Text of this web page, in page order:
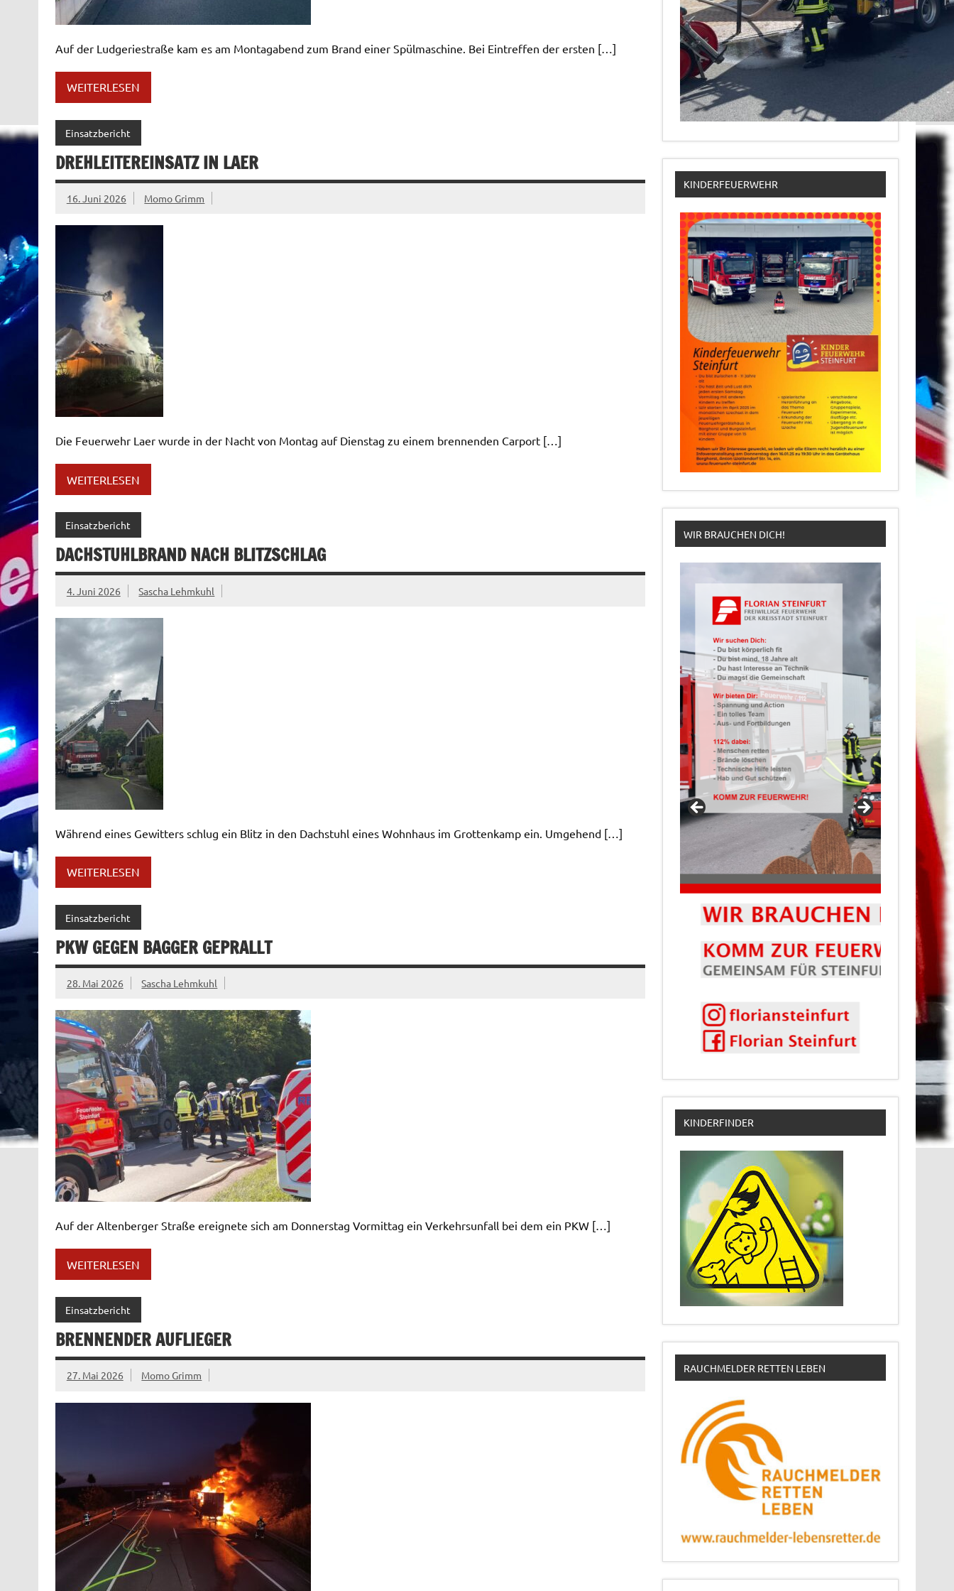
Auf der Ludgeriestraße kam es am Montagabend zum Brand einer Spülmaschine. Bei Eintreffen der ersten […]
WEITERLESEN
Einsatzbericht
DREHLEITEREINSATZ IN LAER
16. Juni 2026 Momo Grimm
Die Feuerwehr Laer wurde in der Nacht von Montag auf Dienstag zu einem brennenden Carport […]
WEITERLESEN
Einsatzbericht
DACHSTUHLBRAND NACH BLITZSCHLAG
4. Juni 2026 Sascha Lehmkuhl
Während eines Gewitters schlug ein Blitz in den Dachstuhl eines Wohnhaus im Grottenkamp ein. Umgehend […]
WEITERLESEN
Einsatzbericht
PKW GEGEN BAGGER GEPRALLT
28. Mai 2026 Sascha Lehmkuhl
Auf der Altenberger Straße ereignete sich am Donnerstag Vormittag ein Verkehrsunfall bei dem ein PKW […]
WEITERLESEN
Einsatzbericht
BRENNENDER AUFLIEGER
27. Mai 2026 Momo Grimm
KINDERFEUERWEHR
WIR BRAUCHEN DICH!
KINDERFINDER
RAUCHMELDER RETTEN LEBEN